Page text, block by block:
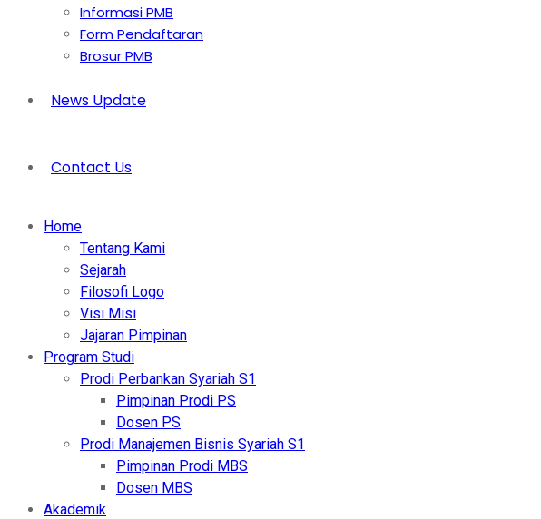
Informasi PMB
Form Pendaftaran
Brosur PMB
News Update
Contact Us
Home
Tentang Kami
Sejarah
Filosofi Logo
Visi Misi
Jajaran Pimpinan
Program Studi
Prodi Perbankan Syariah S1
Pimpinan Prodi PS
Dosen PS
Prodi Manajemen Bisnis Syariah S1
Pimpinan Prodi MBS
Dosen MBS
Akademik